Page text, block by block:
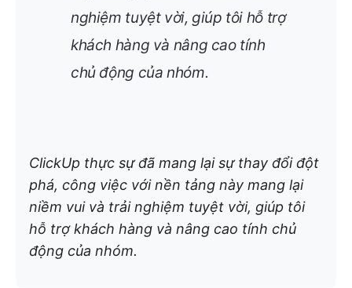
nghiệm tuyệt vời, giúp tôi hỗ trợ
khách hàng và nâng cao tính
chủ động của nhóm.
ClickUp thực sự đã mang lại sự thay đổi đột
phá, công việc với nền tảng này mang lại
niềm vui và trải nghiệm tuyệt vời, giúp tôi
hỗ trợ khách hàng và nâng cao tính chủ
động của nhóm.